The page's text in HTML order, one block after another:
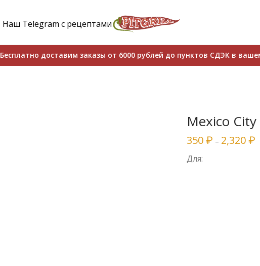
Наш Telegram с рецептами
Бесплатно доставим заказы от 6000 рублей до пунктов СДЭК в
Mexico
350 ₽ – 2,320 ₽
Для: